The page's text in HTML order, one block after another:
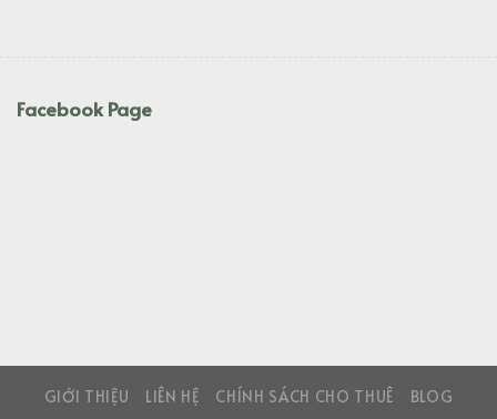
Facebook Page
GIỚI THIỆU LIÊN HỆ CHÍNH SÁCH CHO THUÊ BLOG